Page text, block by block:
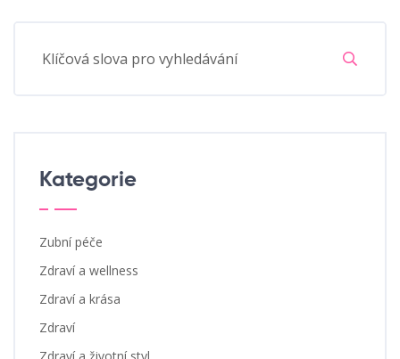
Kategorie
Zubní péče
Zdraví a wellness
Zdraví a krása
Zdraví